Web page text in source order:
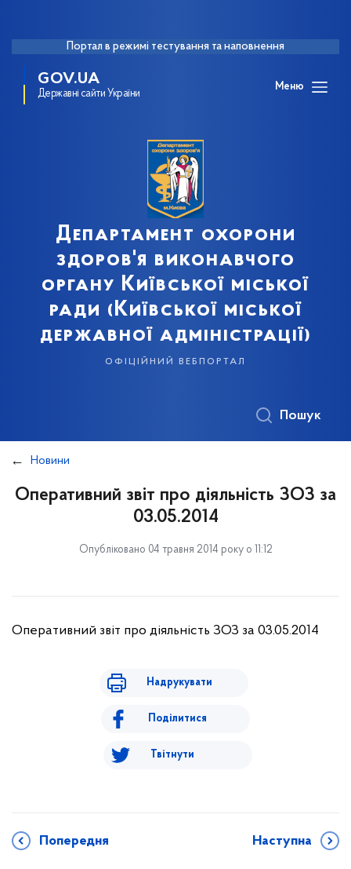
Портал в режимі тестування та наповнення
GOV.UA
Державні сайти України
Меню
Департамент охорони
здоров'я виконавчого
органу Київської міської
ради (Київської міської
державної адміністрації)
офіційний вебпортал
Пошук
Новини
Оперативний звіт про діяльність ЗОЗ за
03.05.2014
Опубліковано 04 травня 2014 року о 11:12
Оперативний звіт про діяльність ЗОЗ за 03.05.2014
Надрукувати
Поділитися
Твітнути
Попередня Наступна